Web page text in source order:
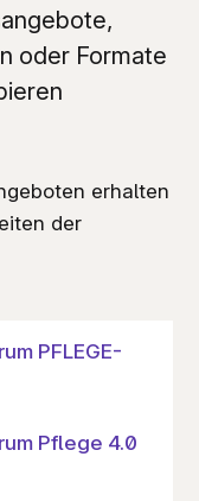
oder Formate
erhalten
der
PFLEGE-
Pflege 4.0